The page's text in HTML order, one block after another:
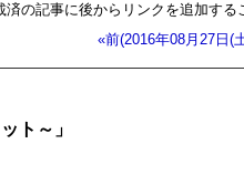
の記事に後からリンクを追加する
«前(2016年08月27日(
ト～」